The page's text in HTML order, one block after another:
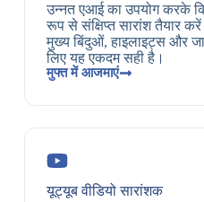
उन्नत एआई का उपयोग करके
रूप से संक्षिप्त सारांश तैयार
मुख्य बिंदुओं, हाइलाइट्स और
लिए यह एकदम सही है।
मुफ्त में आजमाएं
यूट्यूब वीडियो सारांशक